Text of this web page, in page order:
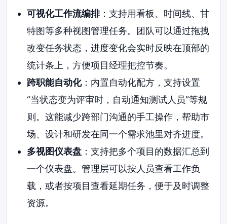
可视化工作流编排：支持用看板、时间线、甘
特图等多种视图管理任务。团队可以通过拖拽
改变任务状态，进度变化会实时反映在顶部的
统计条上，方便项目经理把控节奏。
跨职能自动化：内置自动化配方，支持设置
“当状态变为评审时，自动通知测试人员”等规
则。这能减少跨部门沟通的手工操作，帮助市
场、设计和研发在同一个需求池里对齐进度。
多视图仪表盘：支持把多个项目的数据汇总到
一个仪表盘。管理层可以按人员查看工作负
载，或者按项目查看延期任务，便于及时调整
资源。